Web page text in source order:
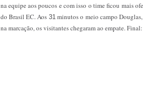
na equipe aos poucos e com isso o time ficou mais
do Brasil EC. Aos 31minutos o meio campo
na marcação, os visitantes chegaram ao empate.